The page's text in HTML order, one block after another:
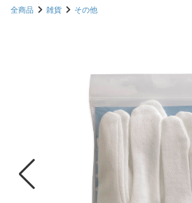
全商品 雑貨 その他